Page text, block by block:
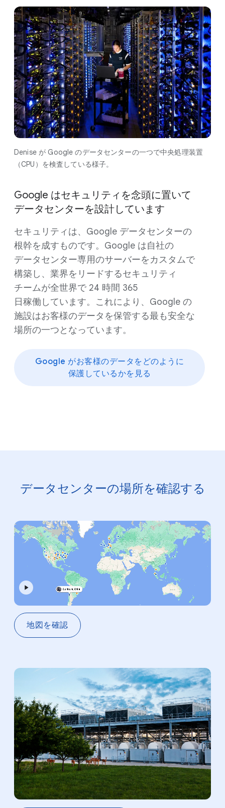
Denise が Google の​データセンターの​一つで​中央処理装置​
（CPU）を​検査している​様子。
Google は​セキュリティを​念頭に​置いて​
データセンターを​設計しています
セキュリティは、​Google データセンターの​
根幹を​成すものです。​Google は​自社の​
データセンター専用の​サーバーを​カスタムで​
構築し、​業界を​リードする​セキュリティ
チームが​全世界で 24 時間 365
日稼働しています。​これに​より、​Google の​
施設は​お客様の​データを​保管する​最も​安全な​
場所の​一つとなっています。
Google が​お客様の​データを​どのように​
保護しているかを​見る
データセンターの​場所を​確認する
地図を​確認